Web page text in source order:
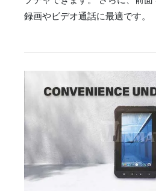
録画やビデオ通話に最適です。